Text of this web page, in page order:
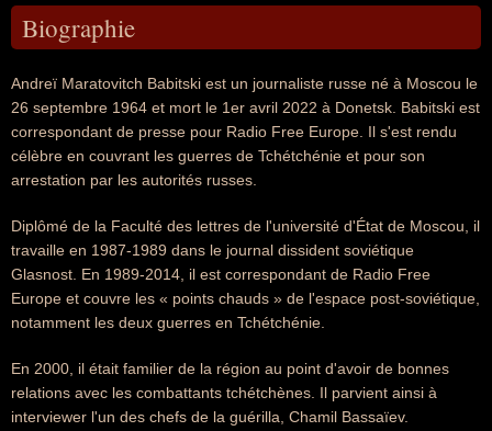
Biographie
Andreï Maratovitch Babitski est un journaliste russe né à Moscou le
26 septembre 1964 et mort le 1er avril 2022 à Donetsk. Babitski est
correspondant de presse pour Radio Free Europe. Il s'est rendu
célèbre en couvrant les guerres de Tchétchénie et pour son
arrestation par les autorités russes.
Diplômé de la Faculté des lettres de l'université d'État de Moscou, il
travaille en 1987-1989 dans le journal dissident soviétique
Glasnost. En 1989-2014, il est correspondant de Radio Free
Europe et couvre les « points chauds » de l'espace post-soviétique,
notamment les deux guerres en Tchétchénie.
En 2000, il était familier de la région au point d'avoir de bonnes
relations avec les combattants tchétchènes. Il parvient ainsi à
interviewer l'un des chefs de la guérilla, Chamil Bassaïev.